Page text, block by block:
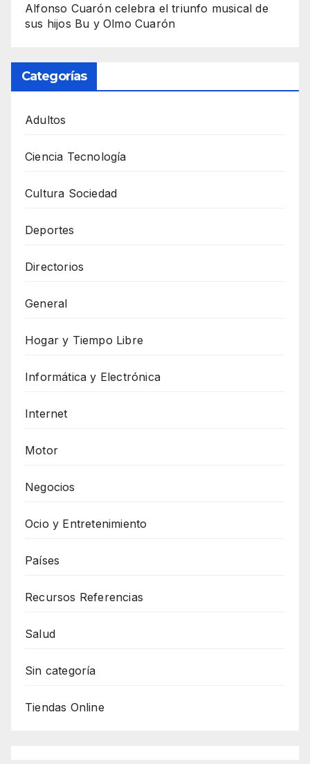
Alfonso Cuarón celebra el triunfo musical de
sus hijos Bu y Olmo Cuarón
Categorías
Adultos
Ciencia Tecnología
Cultura Sociedad
Deportes
Directorios
General
Hogar y Tiempo Libre
Informática y Electrónica
Internet
Motor
Negocios
Ocio y Entretenimiento
Países
Recursos Referencias
Salud
Sin categoría
Tiendas Online